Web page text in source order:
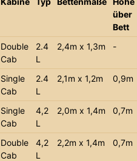
über
Bett
Double
Cab
2.4
L
2,4m x 1,3m -
Single
Cab
2.4
L
2,1m x 1,2m 0,9m
Single
Cab
4,2
L
2,0m x 1,4m 0,7m
Double
Cab
4,2
L
2,2m x 1,4m 0,7m